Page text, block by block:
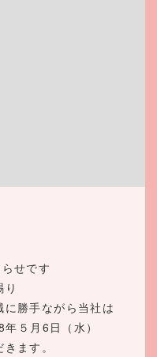
せです
り
に勝手ながら当社は
年５月6日（水）
ます。